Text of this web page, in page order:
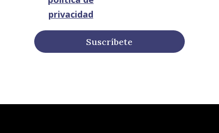
privacidad
Suscríbete